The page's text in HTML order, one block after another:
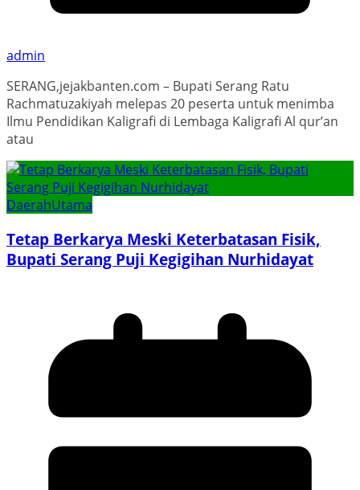
admin
SERANG,jejakbanten.com – Bupati Serang Ratu
Rachmatuzakiyah melepas 20 peserta untuk menimba
Ilmu Pendidikan Kaligrafi di Lembaga Kaligrafi Al qur’an
atau
DaerahUtama
Tetap Berkarya Meski Keterbatasan Fisik,
Bupati Serang Puji Kegigihan Nurhidayat